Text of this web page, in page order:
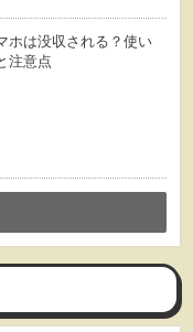
ホは没収される？使い
注意点